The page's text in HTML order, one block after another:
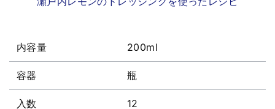
内容量 200ml
容器 瓶
入数 12